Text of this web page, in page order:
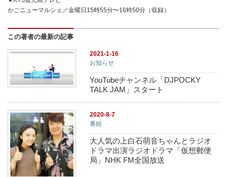
かごニューマルシェ／金曜日15時55分〜16時50分（収録）
この著者の最新の記事
2021-1-16
お知らせ
YouTubeチャンネル「DJPOCKY
TALK JAM」スタート
2020-8-7
番組
大人気の上白石萌音ちゃんとラジオ
ドラマ出演ラジオドラマ「仮想郵便
局」NHK FM全国放送